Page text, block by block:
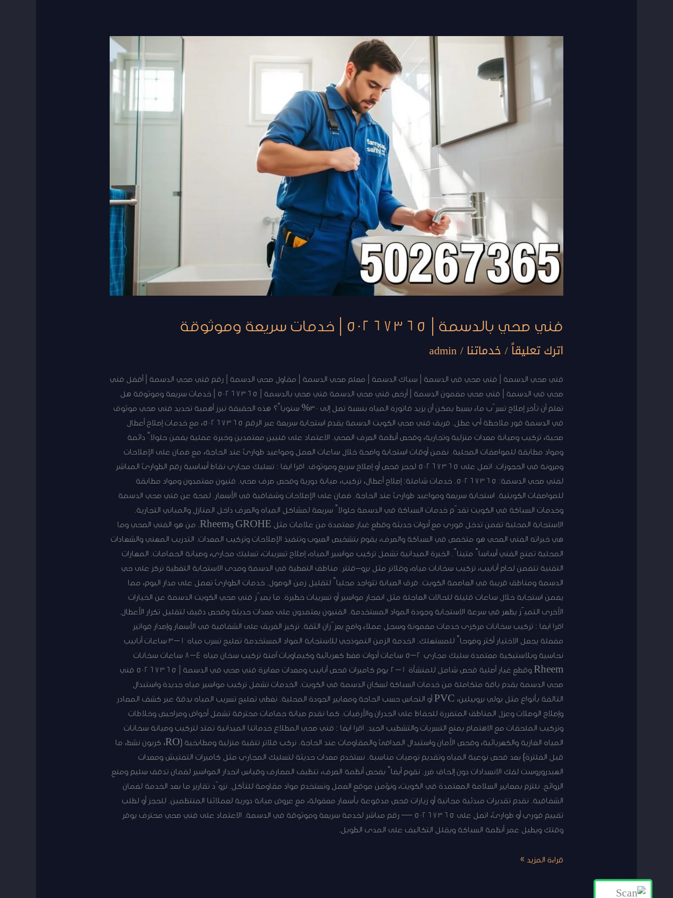
فني صحي بالدسمة | 50267365 | خدمات سريعة وموثوقة
اترك تعليقاً/خدماتنا /
admin
فني صحي الدسمة | فني صحي في الدسمة | سباك الدسمة | معلم صحي الدسمة | مقاول صحي الدسمة | رقم فني صحي الدسمة | أفضل فني
صحي في الدسمة | فني صحي مضمون الدسمة | أرخص فني صحي الدسمة فني صحي بالدسمة | 50267365 | خدمات سريعة وموثوقة هل
تعلم أن تأخر إصلاح تسرّب ماء بسيط يمكن أن يزيد فاتورة المياه بنسبة تصل إلى 30% سنوياً؟ هذه الحقيقة تبرز أهمية تحديد فني صحي موثوق
في الدسمة فور ملاحظة أي عطل. فريق فني صحي الكويت الدسمة يقدم استجابة سريعة عبر الرقم 50267365، مع خدمات إصلاح أعطال
صحية، تركيب وصيانة معدات منزلية وتجارية، وفحص أنظمة الصرف الصحي. الاعتماد على فنيين معتمدين وخبرة عملية يضمن حلولاً دائمة
ومواد مطابقة للمواصفات المحلية. نضمن أوقات استجابة واضحة خلال ساعات العمل ومواعيد طوارئ عند الحاجة، مع ضمان على الإصلاحات
ومرونة في الحجوزات. اتصل على 50267365 لحجز فحص أو إصلاح سريع وموثوق. اقرا ايضا : تسليك مجاري نقاط أساسية رقم الطوارئ المباشر
لفني صحي الدسمة: 50267365. خدمات شاملة: إصلاح أعطال، تركيب، صيانة دورية وفحص صرف صحي. فنيون معتمدون ومواد مطابقة
للمواصفات الكويتية. استجابة سريعة ومواعيد طوارئ عند الحاجة. ضمان على الإصلاحات وشفافية في الأسعار. لمحة عن فني صحي الدسمة
وخدمات السباكة في الكويت تقدّم خدمات السباكة في الدسمة حلولاً سريعة لمشاكل المياه والصرف داخل المنازل والمباني التجارية.
الاستجابة المحلية تضمن تدخل فوري مع أدوات حديثة وقطع غيار معتمدة من علامات مثل GROHE وRheem. من هو الفني الصحي وما
هي خبراته الفني الصحي هو متخصص في السباكة والصرف، يقوم بتشخيص العيوب وتنفيذ الإصلاحات وتركيب المعدات. التدريب المهني والشهادات
المحلية تمنح الفني أساساً متيناً. الخبرة الميدانية تشمل تركيب مواسير المياه، إصلاح تسريبات، تسليك مجاري، وصيانة الحمامات. المهارات
التقنية تتضمن لحام أنابيب، تركيب سخانات مياه، وفلاتر مثل برو-فلتر. مناطق التغطية في الدسمة ومدى الاستجابة التغطية تركز على حي
الدسمة ومناطق قريبة في العاصمة الكويت. فرق الصيانة تتواجد محلياً لتقليل زمن الوصول. خدمات الطوارئ تعمل على مدار اليوم، مما
يضمن استجابة خلال ساعات قليلة للحالات العاجلة مثل انفجار مواسير أو تسريبات خطيرة. ما يميّز فني صحي الكويت الدسمة عن الخيارات
الأخرى التميّز يظهر في سرعة الاستجابة وجودة المواد المستخدمة. الفنيون يعتمدون على معدات حديثة وفحص دقيق لتقليل تكرار الأعطال.
اقرا ايضا : تركيب سخانات مركزى خدمات مضمونة وسجل عملاء واضح يعزّزان الثقة. تركيز الفريق على الشفافية في الأسعار وإصدار فواتير
مفصلة يجعل الاختيار أكثر وضوحاً للمستهلك. الخدمة الزمن النموذجي للاستجابة المواد المستخدمة تصليح تسرب مياه 1–3 ساعات أنابيب
نحاسية وبلاستيكية معتمدة سليك مجاري 2–5 ساعات أدوات ضغط كهربائية وكيماويات آمنة تركيب سخان مياه 4–8 ساعات سخانات
Rheem وقطع غيار أصلية فحص شامل للمنشأة 1–2 يوم كاميرات فحص أنابيب ومعدات معايرة فني صحي في الدسمة | 50267365 فني
صحي الدسمة يقدم باقة متكاملة من خدمات السباكة لسكان الدسمة في الكويت. الخدمات تشمل تركيب مواسير مياه جديدة واستبدال
التالفة بأنواع مثل بولي بروبيلين، PVC أو النحاس حسب الحاجة ومعايير الجودة المحلية. نغطي تصليح تسريب المياه بدقة عبر كشف المصادر
وإصلاح الوصلات وعزل المناطق المتضررة للحفاظ على الجدران والأرضيات. كما نقدم صيانة حمامات محترفة تشمل أحواض ومراحيض وخلاطات
وتركيب الملحقات مع الاهتمام بمنع التسربات والتشطيب الجيد. اقرا ايضا : فني صحي المطلاع خدماتنا الميدانية تمتد لتركيب وصيانة سخانات
المياه الغازية والكهربائية، وفحص الأمان واستبدال المدافئ والمقاومات عند الحاجة. نركب فلاتر تنقية منزلية ومطابخية (RO، كربون نشط، ما
قبل الفلترة) بعد فحص نوعية المياه وتقديم توصيات مناسبة. نستخدم معدات حديثة لتسليك المجاري مثل كاميرات التفتيش ومعدات
الهيدروروست لفك الانسدادات دون إلحاق ضرر. نقوم أيضاً بفحص أنظمة الصرف، تنظيف المصارف وقياس انحدار المواسير لضمان تدفق سليم ومنع
الروائح. نلتزم بمعايير السلامة المعتمدة في الكويت، ونؤمن موقع العمل ونستخدم مواد مقاومة للتآكل. نزوّد تقارير ما بعد الخدمة لضمان
الشفافية. نقدم تقديرات مبدئية مجانية أو زيارات فحص مدفوعة بأسعار معقولة، مع عروض صيانة دورية لعملائنا المنتظمين. للحجز أو لطلب
تقييم فوري أو طوارئ، اتصل على 50267365 — رقم مباشر لخدمة سريعة وموثوقة في الدسمة. الاعتماد على فني صحي محترف يوفر
وقتك ويطيل عمر أنظمة السباكة ويقلل التكاليف على المدى الطويل.
50267365
قراءة المزيد »